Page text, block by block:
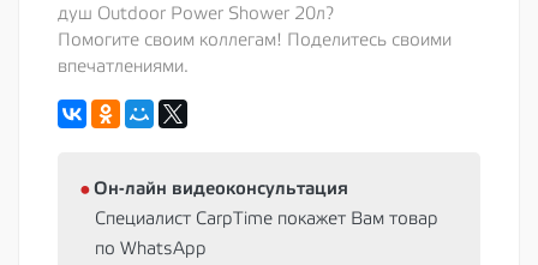
душ Outdoor Power Shower 20л?
Помогите своим коллегам! Поделитесь своими
впечатлениями.
⦁ Oн-лайн видеоконсультация
Специалист CarpTime покажет Вам товар
по WhatsApp